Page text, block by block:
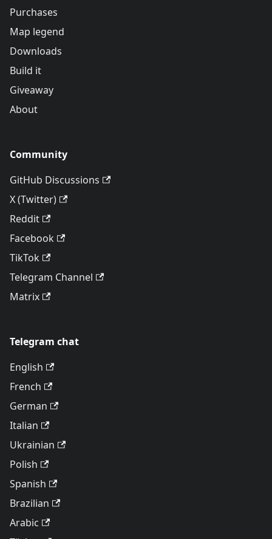
Purchases
Map legend
Downloads
Build it
Giveaway
About
Community
GitHub Discussions
X (Twitter)
Reddit
Facebook
TikTok
Telegram Channel
Matrix
Telegram chat
English
French
German
Italian
Ukrainian
Polish
Spanish
Brazilian
Arabic